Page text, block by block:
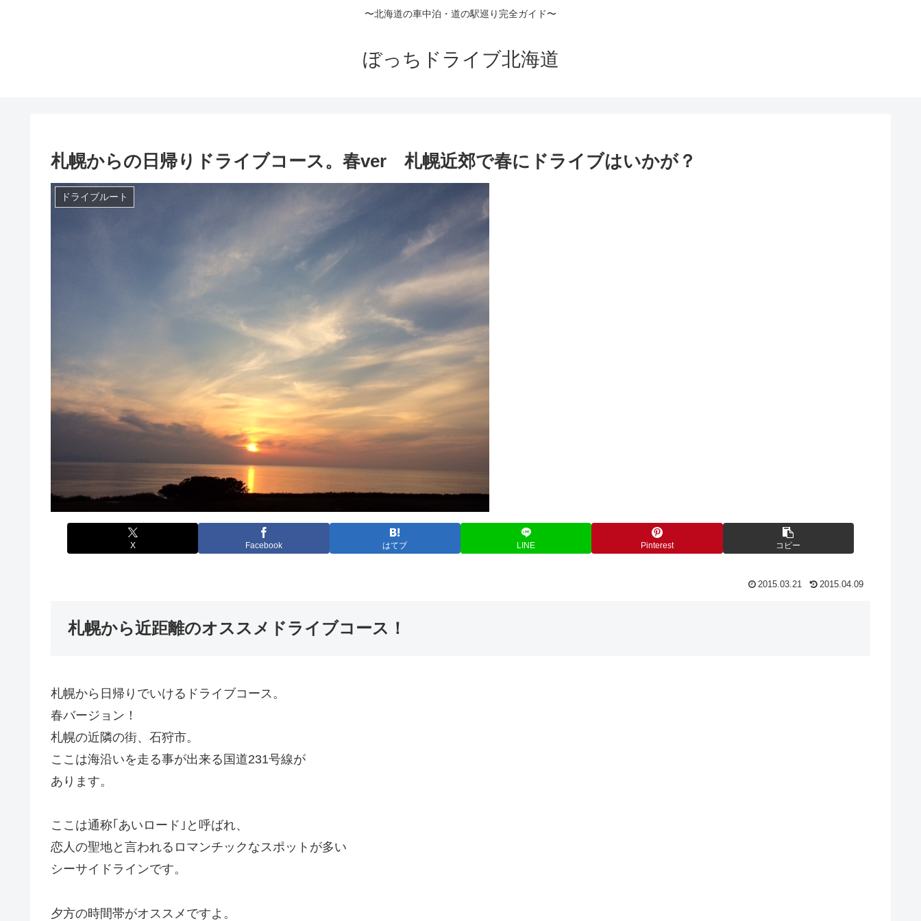
〜北海道の車中泊・道の駅巡り完全ガイド〜
ぼっちドライブ北海道
札幌からの日帰りドライブコース。春ver 札幌近郊で春にドライブはいかが？
ドライブルート
X Facebook はてブ LINE Pinterest コピー
2015.03.21 2015.04.09
札幌から近距離のオススメドライブコース！
札幌から日帰りでいけるドライブコース。
春バージョン！
札幌の近隣の街、石狩市。
ここは海沿いを走る事が出来る国道231号線が
あります。
ここは通称｢あいロード｣と呼ばれ、
恋人の聖地と言われるロマンチックなスポットが多い
シーサイドラインです。
夕方の時間帯がオススメですよ。